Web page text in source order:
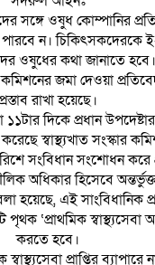
সঙ্গে ওষুধ কোম্পানির
ন। চিকিৎসকদেরকে
ওষুধের কথা জানাতে হবে।
কমিশনের জমা দেওয়া
রাখা হয়েছে।
দিকে প্রধান
স্বাস্থ্যখাত সংস্কার
সংবিধান সংশোধন করে
অধিকার হিসেবে
হয়েছে, এই সাংবিধানিক
পৃথক ‘প্রাথমিক স্বাস্থ্যসেবা
করতে হবে।
প্রাপ্তির